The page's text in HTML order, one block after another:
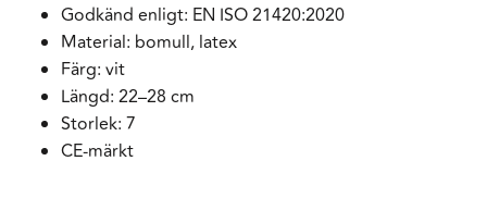
Godkänd enligt: EN ISO 21420:2020
Material: bomull, latex
Färg: vit
Längd: 22–28 cm
Storlek: 7
CE-märkt